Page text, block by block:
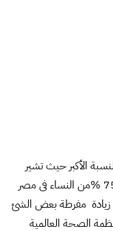
الأكبر حيث تشير
المؤشرات والابحاث العلمية إلى أن أكثر من 75 %من النساء فى مصر
حالياً من زيادة مفرطة بعض الشئ
الصحة العالمية